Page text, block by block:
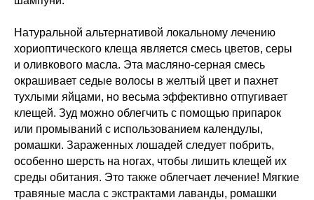
Натуральной альтернативой локальному лечению
хориоптического клеща является смесь цветов, серы
и оливкового масла. Эта масляно-серная смесь
окрашивает седые волосы в желтый цвет и пахнет
тухлыми яйцами, но весьма эффективно отпугивает
клещей. Зуд можно облегчить с помощью припарок
или промываний с использованием календулы,
ромашки. Зараженных лошадей следует побрить,
особенно шерсть на ногах, чтобы лишить клещей их
среды обитания. Это также облегчает лечение! Мягкие
травяные масла с экстрактами лаванды, ромашки